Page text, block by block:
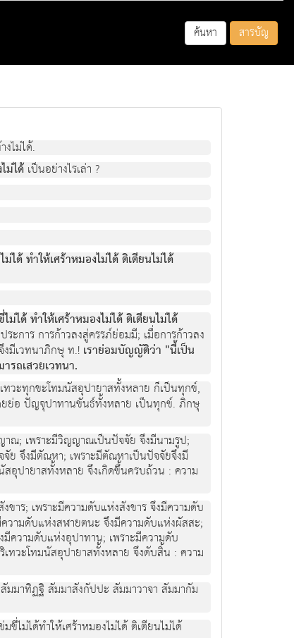
ค้นหา สารบัญ
มได.
ได เปนอยางไรเลา ?
าใหเศราหมองไมได ติเตียนไมได
าใหเศราหมองไมได ติเตียนไมได
ร การกาวลงสูครรภยอมมี; เมื่อการกาวลง
จึงมีเวทนาภิกษุ ท.! เรายอมบัญญัติวา "นี้เปน
รถเสวยเวทนา.
ริเทวะทุกขะโทมนัสอุปายาสทั้งหลาย ก็เปนทุกข,
ยอ ปญจุปาทานขันธทั้งหลาย เปนทุกข. ภิกษุ
ญาณ; เพราะมีวิญญาณเปนปจจัย จึงมีนามรูป;
จัย จึงมีตัณหา; เพราะมีตัณหาเปนปจจัยจึงมี
สอุปายาสทั้งหลาย จึงเกิดขึ้นครบถวน : ความ
งขาร; เพราะมีความดับแหงสังขาร จึงมีความดับ
ามดับแหงสฬายตนะ จึงมีความดับแหงผัสสะ;
ความดับแหงอุปาทาน; เพราะมีความดับ
เทวะโทมนัสอุปายาสทั้งหลาย จึงดับสิ้น : ความ
อ สัมมาทิฏฐิ สัมมาสังกัปปะ สัมมาวาจา สัมมากัม
ดทําใหเศราหมองไมได ติเตียนไมได